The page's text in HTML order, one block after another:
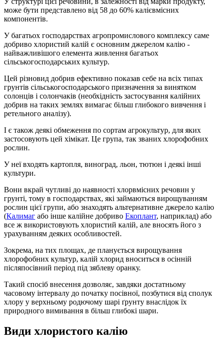
може бути представлено від 58 до 60% калієвмісних
компонентів.
У багатьох господарствах агропромислового комплексу саме
добриво хлористий калій є основним джерелом калію -
найважливішого елемента живлення багатьох
сільськогосподарських культур.
Цей різновид добрив ефективно показав себе на всіх типах
грунтів сільськогосподарського призначення за винятком
солонців і солончаків (необхідність застосування калійних
добрив на таких землях вимагає більш глибокого вивчення і
ретельного аналізу).
І є також деякі обмеження по сортам агрокультур, для яких
застосовують цей хімікат. Це група, так званих хлорофобних
рослин.
У неї входять картопля, виноград, льон, тютюн і деякі інші
культури.
Вони вкрай чутливі до наявності хлорвмісних речовин у
грунті, тому в господарствах, які займаються вирощуванням
рослин цієї групи, або знаходять альтернативне джерело калію
(Калимаг або інше калійне добриво Екоплант, наприклад) або
все ж використовують хлористий калій, але вносять його з
урахуванням деяких особливостей.
Зокрема, на тих площах, де планується вирощування
хлорофобних культур, калій хлорид вноситься в осінній
післяпосівний період під зяблеву оранку.
Такий спосіб внесення дозволяє, завдяки достатньому
часовому інтервалу до початку посівної, позбутися від сполук
хлору у верхньому родючому шарі ґрунту внаслідок їх
природного вимивання в більш глибокі шари.
Види хлористого калію